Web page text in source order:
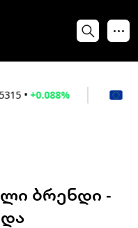
3.026
ბრენდი -